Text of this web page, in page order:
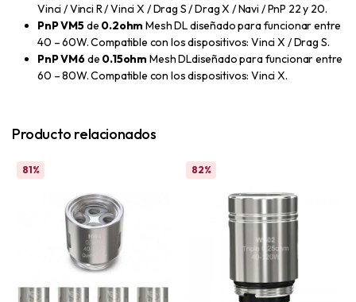
Vinci / Vinci R / Vinci X / Drag S / Drag X / Navi / PnP 22 y 20.
PnP VM5de 0.2ohm Mesh DL diseñado para funcionar entre
40 – 60W. Compatible con los dispositivos: Vinci X / Drag S.
PnP VM6de 0.15ohm Mesh DLdiseñado para funcionar entre
60 – 80W. Compatible con los dispositivos: Vinci X.
Producto relacionados
81% 82%